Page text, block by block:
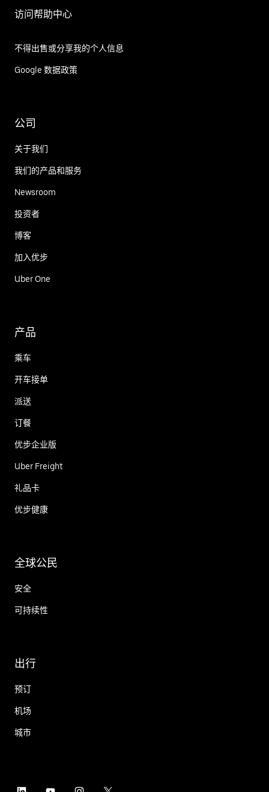
访问帮助中心
不得出售或分享我的个人信息
Google 数据政策
公司
关于我们
我们的产品和服务
Newsroom
投资者
博客
加入优步
Uber One
产品
乘车
开车接单
派送
订餐
优步企业版
Uber Freight
礼品卡
优步健康
全球公民
安全
可持续性
出行
预订
机场
城市